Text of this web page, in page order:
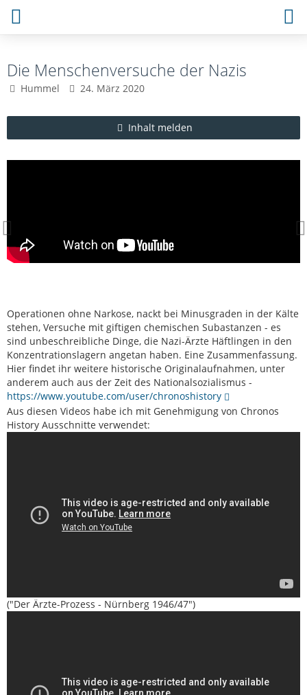
Die Menschenversuche der Nazis
Hummel 24. März 2020
Inhalt melden
Operationen ohne Narkose, nackt bei Minusgraden in der Kälte
stehen, Versuche mit giftigen chemischen Subastanzen - es
sind unbeschreibliche Dinge, die Nazi-Ärzte Häftlingen in den
Konzentrationslagern angetan haben. Eine Zusammenfassung.
Hier findet ihr weitere historische Originalaufnahmen, unter
anderem auch aus der Zeit des Nationalsozialismus -
https://www.youtube.com/user/chronoshistory
Aus diesen Videos habe ich mit Genehmigung von Chronos
History Ausschnitte verwendet:
("Der Ärzte-Prozess - Nürnberg 1946/47")